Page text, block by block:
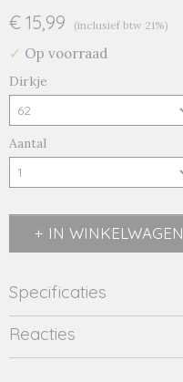
€ 15,99 (inclusief btw 21%)
✓ Op voorraad
Dirkje
Aantal
IN WINKELWAGEN
Specificaties
Productcode
2564-14695
Reacties